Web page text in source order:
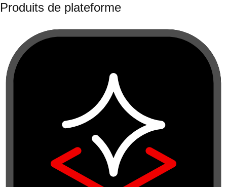
Produits de plateforme